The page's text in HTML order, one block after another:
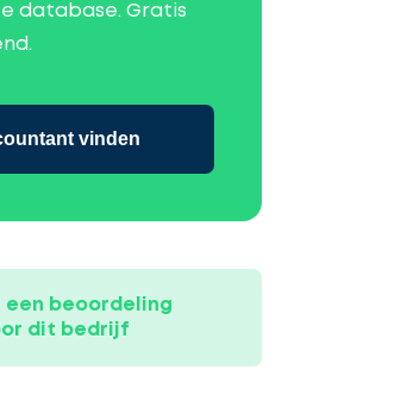
database. Gratis
vinden
een beoordeling
dit bedrijf